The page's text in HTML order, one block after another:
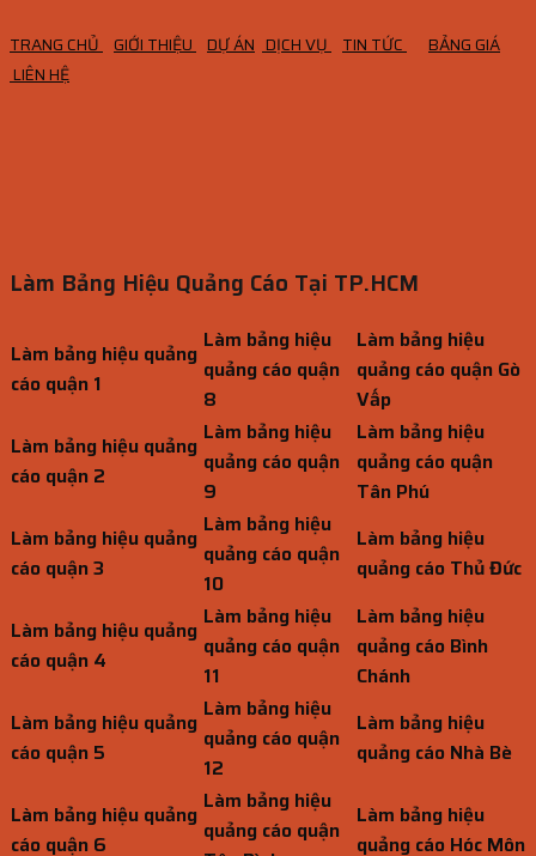
TRANG CHỦ GIỚI THIỆU DỰ ÁN DỊCH VỤ TIN TỨC
BẢNG GIÁ
LIÊN HỆ
Làm Bảng Hiệu Quảng Cáo Tại TP.HCM
Làm bảng hiệu quảng
cáo quận 1
Làm bảng hiệu
quảng cáo quận
8
Làm bảng hiệu
quảng cáo quận Gò
Vấp
Làm bảng hiệu quảng
cáo quận 2
Làm bảng hiệu
quảng cáo quận
9
Làm bảng hiệu
quảng cáo quận
Tân Phú
Làm bảng hiệu quảng
cáo quận 3
Làm bảng hiệu
quảng cáo quận
10
Làm bảng hiệu
quảng cáo Thủ Đức
Làm bảng hiệu quảng
cáo quận 4
Làm bảng hiệu
quảng cáo quận
11
Làm bảng hiệu
quảng cáo Bình
Chánh
Làm bảng hiệu quảng
cáo quận 5
Làm bảng hiệu
quảng cáo quận
12
Làm bảng hiệu
quảng cáo Nhà Bè
Làm bảng hiệu quảng
cáo quận 6
Làm bảng hiệu
quảng cáo quận
Làm bảng hiệu
quảng cáo Hóc Môn